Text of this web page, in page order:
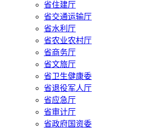
省住建厅
省交通运输厅
省水利厅
省农业农村厅
省商务厅
省文旅厅
省卫生健康委
省退役军人厅
省应急厅
省审计厅
省政府国资委